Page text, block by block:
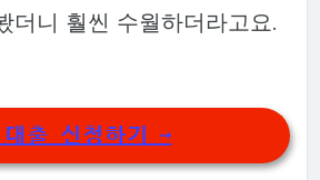
더니 훨씬 수월하더라고요.
출 신청하기 →